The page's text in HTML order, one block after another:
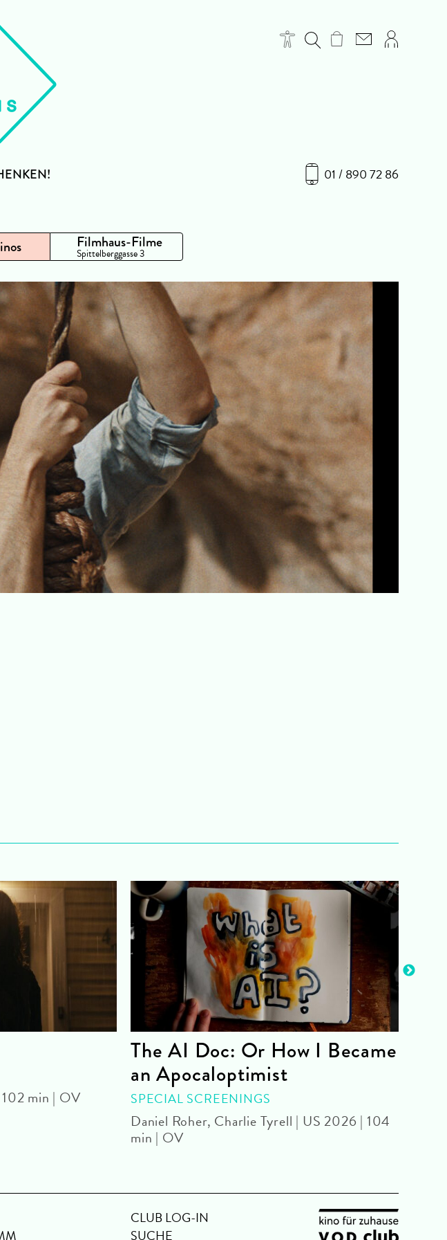
01 / 890 72 86
Filmhaus-Filme
Spittelberggasse 3
min | OV
The AI Doc: Or How I Became
an Apocaloptimist
SPECIAL SCREENINGS
Daniel Roher, Charlie Tyrell | US 2026 | 104
min | OV
CLUB LOG-IN
SUCHE